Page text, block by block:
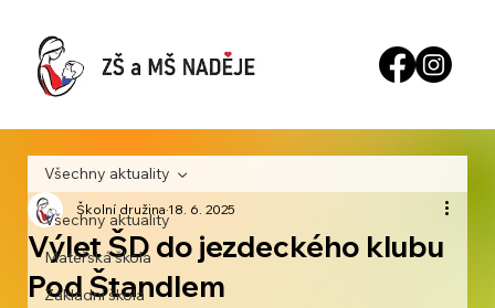
Všechny aktuality
Mateřská škola
Základní škola
Všechny aktuality
Výlet ŠD do jezdeckého klubu
Pod Štandlem
Školní družina18. 6. 2025